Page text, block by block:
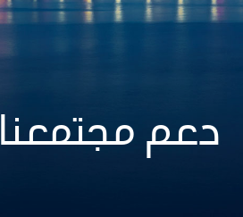
دعم مجتمعنا